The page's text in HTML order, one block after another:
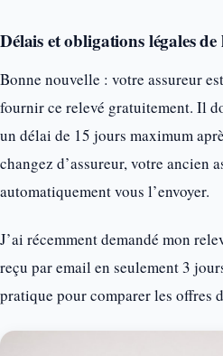
Délais et obligations légales de
Bonne nouvelle : votre assureur
fournir ce relevé gratuitement. Il
un délai de 15 jours maximum
changez d’assureur, votre ancien
automatiquement vous l’envoyer.
J’ai récemment demandé mon
reçu par email en seulement 3
pratique pour comparer les offres